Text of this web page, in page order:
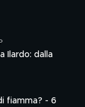
Ilardo: dalla
fiamma? - 6